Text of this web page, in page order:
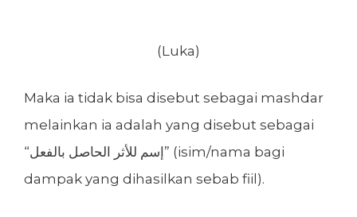
(Luka)
Maka ia tidak bisa disebut sebagai mashdar
melainkan ia adalah yang disebut sebagai
“إسم للأثر الحاصل بالفعل” (isim/nama bagi
dampak yang dihasilkan sebab fiil).